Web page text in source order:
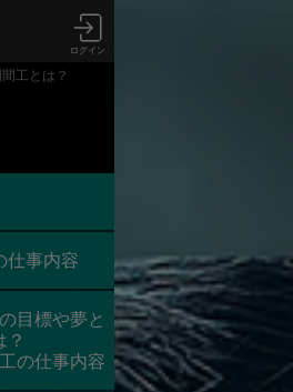
ログイン
工とは？
仕事内容
目標や夢と
？
の仕事内容